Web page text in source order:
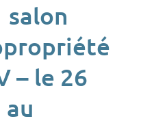
– le 26